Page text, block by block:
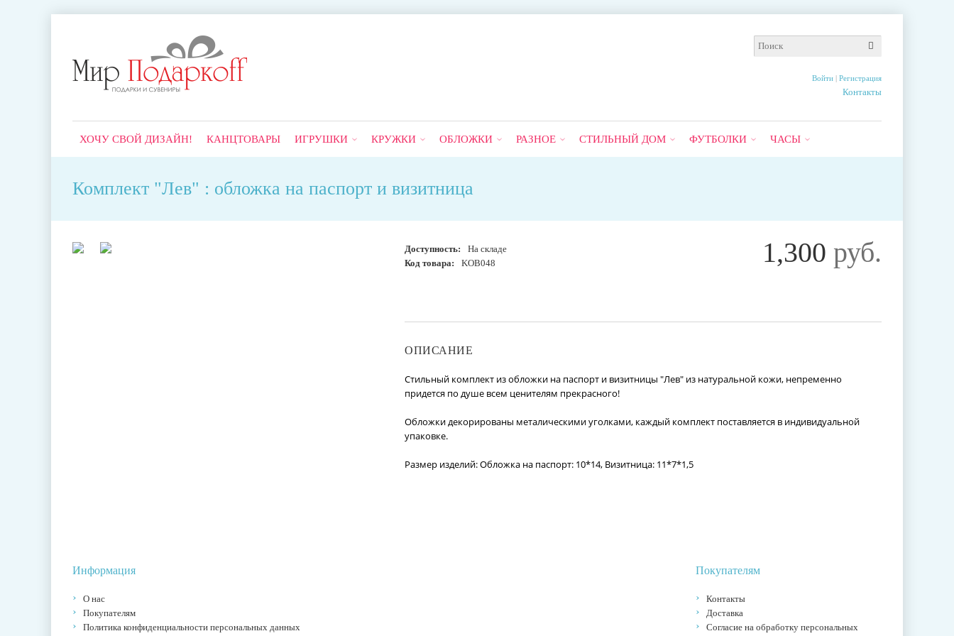
Войти| Регистрация
Контакты
ХОЧУ СВОЙ ДИЗАЙН! КАНЦТОВАРЫ ИГРУШКИ КРУЖКИ ОБЛОЖКИ РАЗНОЕ СТИЛЬНЫЙ ДОМ ФУТБОЛКИ ЧАСЫ
Комплект "Лев" : обложка на паспорт и визитница
1,300 руб.
Доступность:
На складе
Код товара:
KOB048
ОПИСАНИЕ
Стильный комплект из обложки на паспорт и визитницы "Лев" из натуральной кожи, непременно
придется по душе всем ценителям прекрасного!
Обложки декорированы металическими уголками, каждый комплект поставляется в индивидуальной
упаковке.
Размер изделий: Обложка на паспорт: 10*14, Визитница: 11*7*1,5
Информация
О нас
Покупателям
Политика конфиденциальности персональных данных
Покупателям
Контакты
Доставка
Согласие на обработку персональных